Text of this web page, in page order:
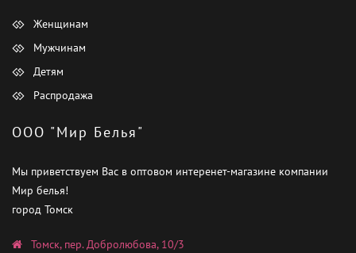
Женщинам
Мужчинам
Детям
Распродажа
ООО "Мир Белья"
Мы приветствуем Вас в оптовом интеренет-магазине компании
Мир белья!
город Томск
Томск, пер. Добролюбова, 10/3